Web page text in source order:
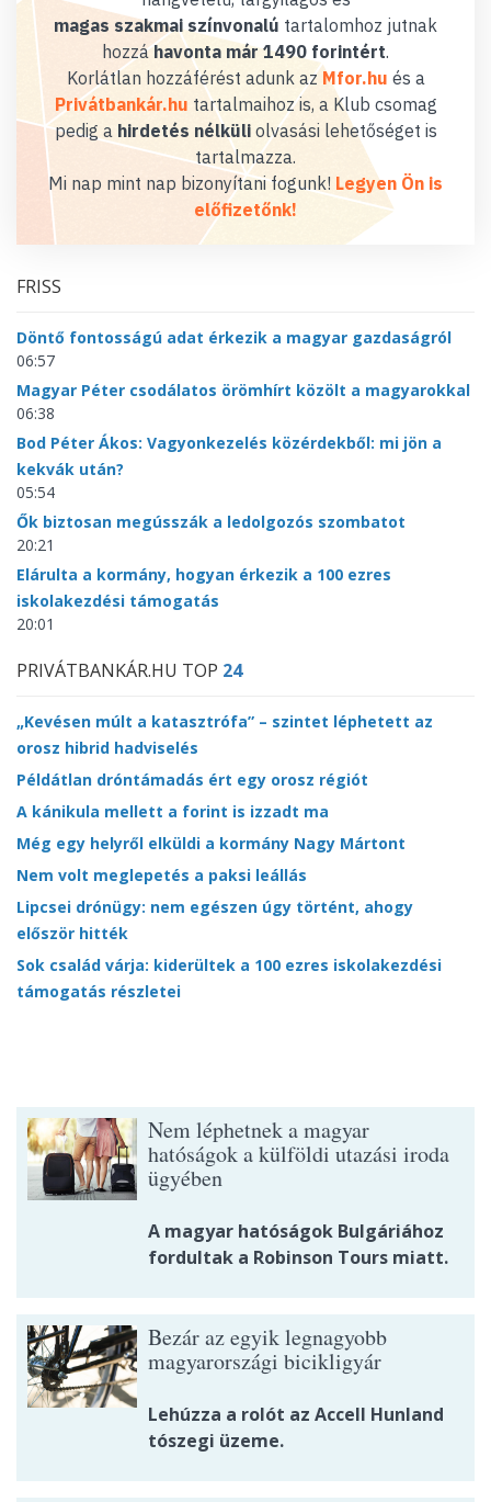
magas szakmai színvonalú tartalomhoz jutnak
hozzáhavonta már 1490 forintért.
Korlátlan hozzáférést adunk az Mfor.hu és a
Privátbankár.hu tartalmaihoz is, a Klub csomag
pedig a hirdetés nélküliolvasási lehetőséget is
tartalmazza.
Mi nap mint nap bizonyítani fogunk! Legyen Ön is
előfizetőnk!
FRISS
Döntő fontosságú adat érkezik a magyar gazdaságról
06:57
Magyar Péter csodálatos örömhírt közölt a magyarokkal
06:38
Bod Péter Ákos: Vagyonkezelés közérdekből: mi jön a
kekvák után?
05:54
Ők biztosan megússzák a ledolgozós szombatot
20:21
Elárulta a kormány, hogyan érkezik a 100 ezres
iskolakezdési támogatás
20:01
PRIVÁTBANKÁR.HU TOP 24
„Kevésen múlt a katasztrófa” – szintet léphetett az
orosz hibrid hadviselés
Példátlan dróntámadás ért egy orosz régiót
A kánikula mellett a forint is izzadt ma
Még egy helyről elküldi a kormány Nagy Mártont
Nem volt meglepetés a paksi leállás
Lipcsei drónügy: nem egészen úgy történt, ahogy
először hitték
Sok család várja: kiderültek a 100 ezres iskolakezdési
támogatás részletei
Nem léphetnek a magyar
hatóságok a külföldi utazási iroda
ügyében
A magyar hatóságok Bulgáriához
fordultak a Robinson Tours miatt.
Bezár az egyik legnagyobb
magyarországi bicikligyár
Lehúzza a rolót az Accell Hunland
tószegi üzeme.